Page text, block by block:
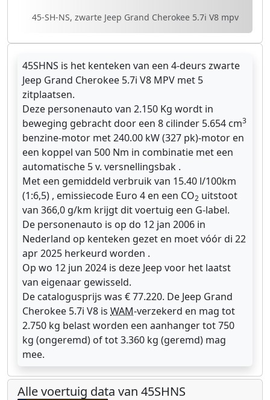
45-SH-NS, zwarte Jeep Grand Cherokee 5.7i V8 mpv
45SHNS is het kenteken van een 4-deurs zwarte
Jeep Grand Cherokee 5.7i V8 MPV met 5
zitplaatsen.
Deze personenauto van 2.150 Kg wordt in
beweging gebracht door een 8 cilinder 5.654 cm3
benzine-motor met 240.00 kW (327 pk)-motor en
een koppel van 500 Nm in combinatie met een
automatische 5 v. versnellingsbak .
Met een gemiddeld verbruik van 15.40 l/100km
(1:6,5) , emissiecode Euro 4 en een CO2 uitstoot
van 366,0 g/km krijgt dit voertuig een G-label.
De personenauto is op do 12 jan 2006 in
Nederland op kenteken gezet en moet vóór di 22
apr 2025 herkeurd worden .
Op wo 12 jun 2024 is deze Jeep voor het laatst
van eigenaar gewisseld.
De catalogusprijs was € 77.220. De Jeep Grand
Cherokee 5.7i V8 is WAM-verzekerd en mag tot
2.750 kg belast worden een aanhanger tot 750
kg (ongeremd) of tot 3.360 kg (geremd) mag
mee.
Alle voertuig data van 45SHNS